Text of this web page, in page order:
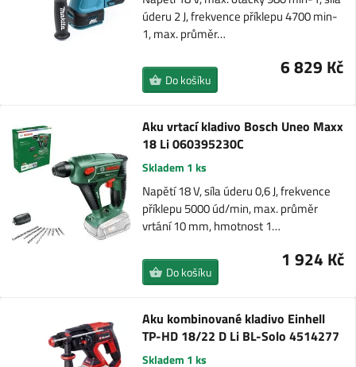
úderu 2 J, frekvence příklepu 4700 min-
1, max. průměr…
6 829 Kč
Do košíku
Aku vrtací kladivo Bosch Uneo Maxx
18 Li 060395230C
Skladem 1 ks
Napětí 18 V, síla úderu 0,6 J, frekvence
příklepu 5000 úd/min, max. průměr
vrtání 10 mm, hmotnost 1…
1 924 Kč
Do košíku
Aku kombinované kladivo Einhell
TP-HD 18/22 D Li BL-Solo 4514277
Skladem 1 ks